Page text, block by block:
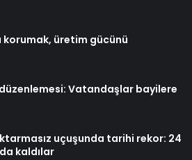
korumak, üretim gücünü
düzenlemesi: Vatandaşlar bayilere
uçuşunda tarihi rekor: 24
kaldılar